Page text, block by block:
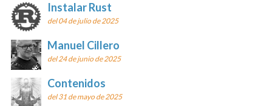
Instalar Rust
del 04 de julio de 2025
Manuel Cillero
del 24 de junio de 2025
Contenidos
del 31 de mayo de 2025